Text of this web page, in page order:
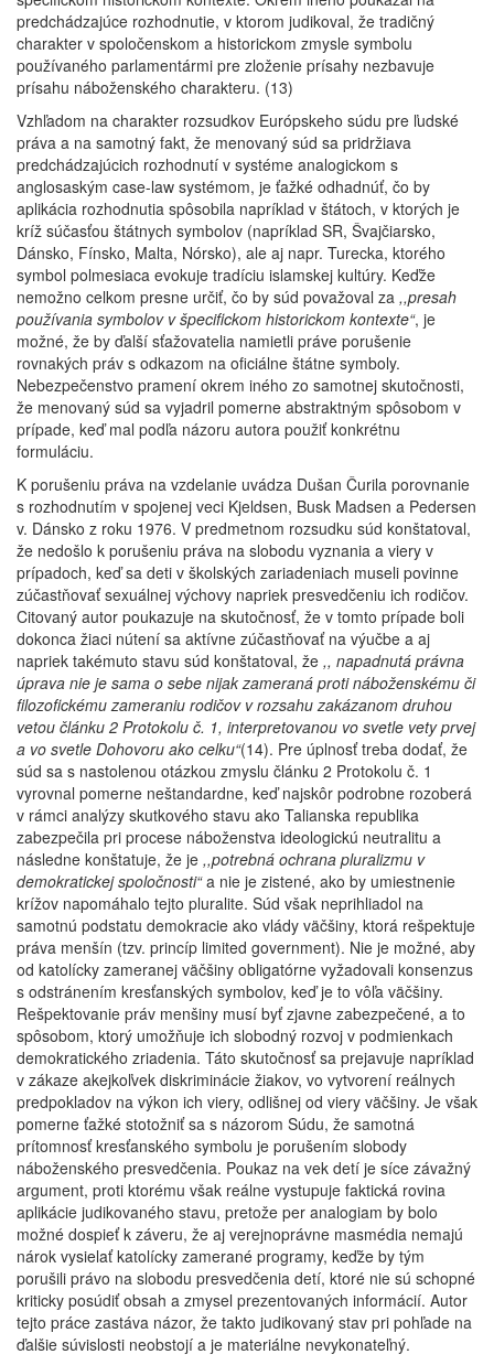
predchádzajúce rozhodnutie, v ktorom judikoval, že tradičný
charakter v spoločenskom a historickom zmysle symbolu
používaného parlamentármi pre zloženie prísahy nezbavuje
prísahu náboženského charakteru. (13)
Vzhľadom na charakter rozsudkov Európskeho súdu pre ľudské
práva a na samotný fakt, že menovaný súd sa pridržiava
predchádzajúcich rozhodnutí v systéme analogickom s
anglosaským case-law systémom, je ťažké odhadnúť, čo by
aplikácia rozhodnutia spôsobila napríklad v štátoch, v ktorých je
kríž súčasťou štátnych symbolov (napríklad SR, Švajčiarsko,
Dánsko, Fínsko, Malta, Nórsko), ale aj napr. Turecka, ktorého
symbol polmesiaca evokuje tradíciu islamskej kultúry. Keďže
nemožno celkom presne určiť, čo by súd považoval za ,,presah
používania symbolov v špecifickom historickom kontexte“, je
možné, že by ďalší sťažovatelia namietli práve porušenie
rovnakých práv s odkazom na oficiálne štátne symboly.
Nebezpečenstvo pramení okrem iného zo samotnej skutočnosti,
že menovaný súd sa vyjadril pomerne abstraktným spôsobom v
prípade, keď mal podľa názoru autora použiť konkrétnu
formuláciu.
K porušeniu práva na vzdelanie uvádza Dušan Čurila porovnanie
s rozhodnutím v spojenej veci Kjeldsen, Busk Madsen a Pedersen
v. Dánsko z roku 1976. V predmetnom rozsudku súd konštatoval,
že nedošlo k porušeniu práva na slobodu vyznania a viery v
prípadoch, keď sa deti v školských zariadeniach museli povinne
zúčastňovať sexuálnej výchovy napriek presvedčeniu ich rodičov.
Citovaný autor poukazuje na skutočnosť, že v tomto prípade boli
dokonca žiaci nútení sa aktívne zúčastňovať na výučbe a aj
napriek takémuto stavu súd konštatoval, že ,, napadnutá právna
úprava nie je sama o sebe nijak zameraná proti náboženskému či
filozofickému zameraniu rodičov v rozsahu zakázanom druhou
vetou článku 2 Protokolu č. 1, interpretovanou vo svetle vety prvej
a vo svetle Dohovoru ako celku“(14). Pre úplnosť treba dodať, že
súd sa s nastolenou otázkou zmyslu článku 2 Protokolu č. 1
vyrovnal pomerne neštandardne, keď najskôr podrobne rozoberá
v rámci analýzy skutkového stavu ako Talianska republika
zabezpečila pri procese náboženstva ideologickú neutralitu a
následne konštatuje, že je ,,potrebná ochrana pluralizmu v
demokratickej spoločnosti“a nie je zistené, ako by umiestnenie
krížov napomáhalo tejto pluralite. Súd však neprihliadol na
samotnú podstatu demokracie ako vlády väčšiny, ktorá rešpektuje
práva menšín (tzv. princíp limited government). Nie je možné, aby
od katolícky zameranej väčšiny obligatórne vyžadovali konsenzus
s odstránením kresťanských symbolov, keď je to vôľa väčšiny.
Rešpektovanie práv menšiny musí byť zjavne zabezpečené, a to
spôsobom, ktorý umožňuje ich slobodný rozvoj v podmienkach
demokratického zriadenia. Táto skutočnosť sa prejavuje napríklad
v zákaze akejkoľvek diskriminácie žiakov, vo vytvorení reálnych
predpokladov na výkon ich viery, odlišnej od viery väčšiny. Je však
pomerne ťažké stotožniť sa s názorom Súdu, že samotná
prítomnosť kresťanského symbolu je porušením slobody
náboženského presvedčenia. Poukaz na vek detí je síce závažný
argument, proti ktorému však reálne vystupuje faktická rovina
aplikácie judikovaného stavu, pretože per analogiam by bolo
možné dospieť k záveru, že aj verejnoprávne masmédia nemajú
nárok vysielať katolícky zamerané programy, keďže by tým
porušili právo na slobodu presvedčenia detí, ktoré nie sú schopné
kriticky posúdiť obsah a zmysel prezentovaných informácií. Autor
tejto práce zastáva názor, že takto judikovaný stav pri pohľade na
ďalšie súvislosti neobstojí a je materiálne nevykonateľný.